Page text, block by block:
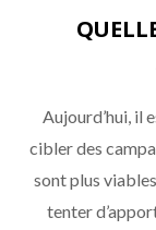
Aujourd’hui, il
cibler des
sont plus
tenter